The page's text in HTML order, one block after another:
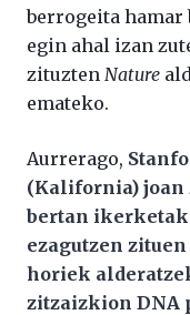
berrogeita hamar
egin ahal izan
zituzten Nature
emateko.
Aurrerago,
(Kalifornia) joan
bertan
ezagutzen
horiek
zitzaizkion DNA